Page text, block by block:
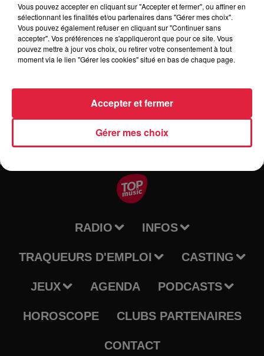
Organisateur
2019-au-parc-fanfare-le-clair-de-lune-40-
meme-pas-mal.html
RADIO INFOS
TRAQUEURS D'EMPLOI CASTING
JEUX AGENDA PODCASTS
HOROSCOPE CLUBS PARTENAIRES
CONTACT
Vous pouvez accepter en cliquant sur "Accepter et fermer", ou affiner en
sélectionnant les finalités et/ou partenaires dans "Gérer mes choix".
Vous pouvez également refuser en cliquant sur "Continuer sans
accepter". Vos préférences ne s'appliqueront que pour ce site. Vous
pouvez mettre à jour vos choix, ou retirer votre consentement à tout
moment via le lien "Gérer les cookies" situé en bas de chaque page.
Gérer mes choix
Accepter et fermer